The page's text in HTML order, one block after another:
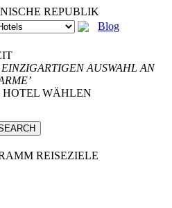
Blog
AUSWAHL AN
WÄHLEN
REISEZIELE